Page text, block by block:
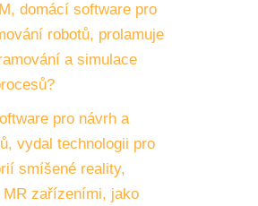
domácí software pro
robotů, prolamuje
a simulace
pro návrh a
vydal technologii pro
smíšené reality,
zařízeními, jako